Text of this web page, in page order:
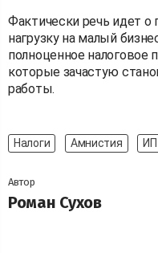
Фактически речь идет
нагрузку на малый
полноценное налоговое
которые зачастую
работы.
Налоги Амнистия ИП
Автор
Роман Сухов